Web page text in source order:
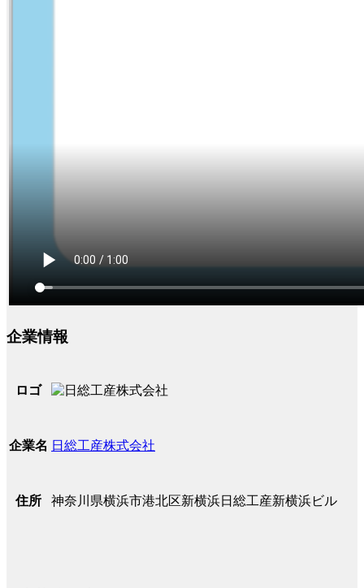
企業情報
ロゴ
企業名 日総工産株式会社
住所 神奈川県横浜市港北区新横浜日総工産新横浜ビル